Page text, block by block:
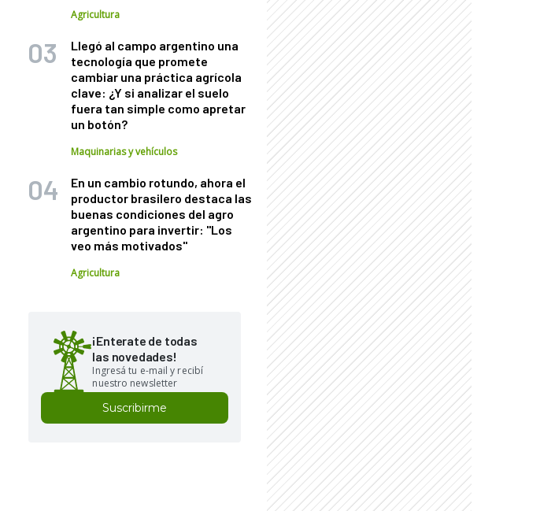
Agricultura
Llegó al campo argentino una
tecnología que promete
cambiar una práctica agrícola
clave: ¿Y si analizar el suelo
fuera tan simple como apretar
un botón?
Maquinarias y vehículos
En un cambio rotundo, ahora el
productor brasilero destaca las
buenas condiciones del agro
argentino para invertir: "Los
veo más motivados"
Agricultura
¡Enterate de todas
las novedades!
Ingresá tu e-mail y recibí
nuestro newsletter
Suscribirme